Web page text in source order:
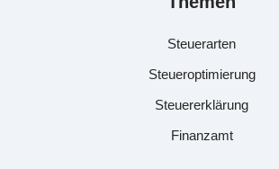
Steuerarten
Steueroptimierung
Steuererklärung
Finanzamt